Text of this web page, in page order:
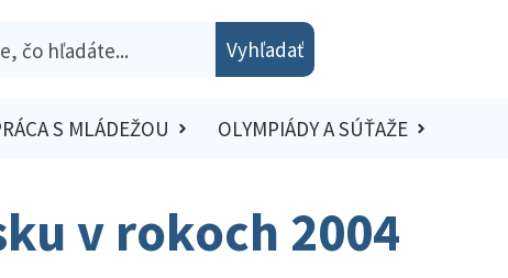
Vyhľadať
S MLÁDEŽOU OLYMPIÁDY A SÚŤAŽE
v rokoch 2004